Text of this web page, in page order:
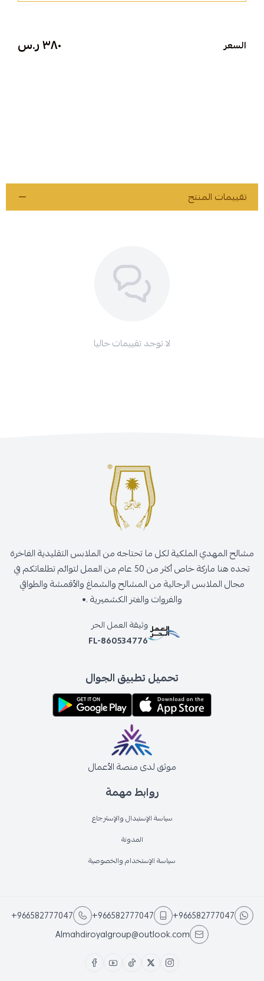
السعر ٣٨٠ ر.س
تقييمات المنتج
لا توجد تقييمات حاليا
روابط مهمة
سياسة الإستبدال والإسترجاع
المدونة
سياسة الإستخدام والخصوصية
مشالح المهدي الملكية لكل ما تحتاجه من الملابس التقليدية الفاخرة
تجده هنا ماركة خاص أكثر من 50 عام من العمل لتوائم تطلعاتكم في
مجال الملابس الرجالية من المشالح والشماغ والأقمشة والطواقي
والفروات والغتر الكشميرية .•
وثيقة العمل الحر
FL-860534776
تحميل تطبيق الجوال
موثق لدى منصة الأعمال
+966582777047
+966582777047
+966582777047
Almahdiroyalgroup@outlook.com